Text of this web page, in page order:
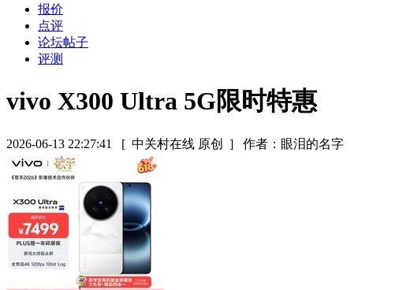
报价
点评
论坛帖子
评测
vivo X300 Ultra 5G限时特惠
2026-06-13 22:27:41 [ 中关村在线 原创 ] 作者：眼泪的名字